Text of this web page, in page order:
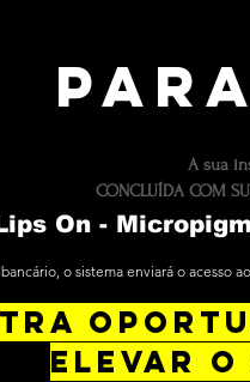
A sua
CONCLUÍDA COM
On -
o sistema enviará o acesso
ELEVAR